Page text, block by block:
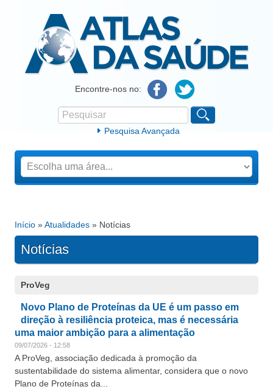
Atlas da SaúdeEncontre-nos no:
Formulário de procura
Pesquisar
Pesquisa Avançada
Está aqui
Início »Atualidades » Notícias
Notícias
ProVeg
Novo Plano de Proteínas da UE é um passo em
direção à resiliência proteica, mas é necessária
uma maior ambição para a alimentação
09/07/2026 - 12:58
A ProVeg, associação dedicada à promoção da
sustentabilidade do sistema alimentar, considera que o novo
Plano de Proteínas da...